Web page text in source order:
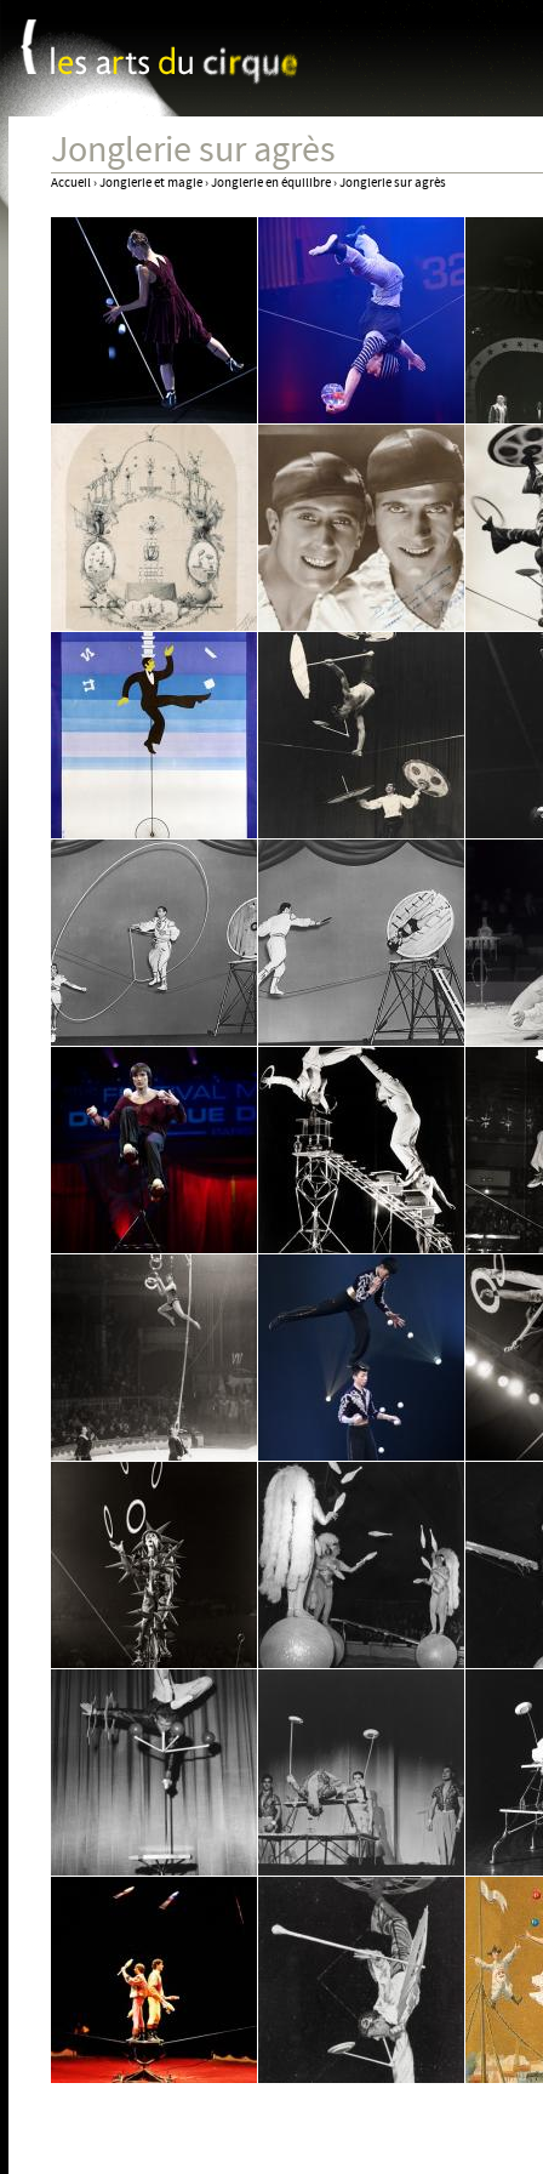
Jonglerie sur agrès
Vous
Accueil›Jonglerie et magie›Jonglerie en équilibre›Jonglerie sur agrès
Panneau de gestion des cookies